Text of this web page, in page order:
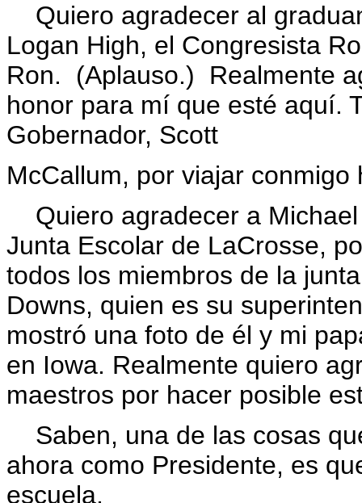
Quiero agradecer al
Logan High, el Congresista
Ron. (Aplauso.) Realmente
honor para mí que esté aquí.
Gobernador, Scott
McCallum, por viajar
Quiero agradecer a
Junta Escolar de LaCrosse,
todos los miembros de la
Downs, quien es su
mostró una foto de él y mi
en Iowa. Realmente quiero
maestros por hacer posible
Saben, una de las cosas
ahora como Presidente, es
escuela,